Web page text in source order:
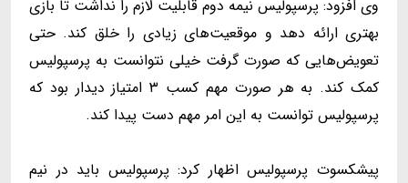
وی افزود: پرسپولیس نیمه دوم قابلیت لازم را نداشت تا بازی
بهتری ارائه دهد و موقعیت‌های زیادی را خلق کند. حتی
تعویض‌هایی که صورت گرفت خیلی نتوانست به پرسپولیس
کمک کند. به هر صورت مهم کسب ۳ امتیاز دیدار بود که
پرسپولیس توانست به این امر مهم دست پیدا کند.
پیشکسوت پرسپولیس اظهار کرد: پرسپولیس باید در نیم